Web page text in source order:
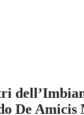
dell’
De Amicis